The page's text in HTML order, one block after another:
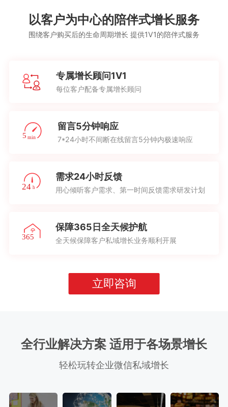
以客户为中心的陪伴式增长服务
围绕客户购买后的生命周期增长 提供1V1的陪伴式服务
专属增长顾问1V1
每位客户配备专属增长顾问
留言5分钟响应
7*24小时不间断在线留言5分钟内极速响应
需求24小时反馈
用心倾听客户需求、第一时间反馈需求研发计划
保障365日全天候护航
全天候保障客户私域增长业务顺利开展
立即咨询
全行业解决方案 适用于各场景增长
轻松玩转企业微信私域增长